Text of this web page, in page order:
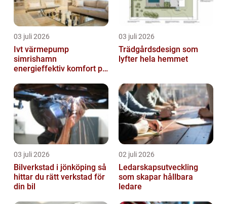
03 juli 2026
Ivt värmepump
simrishamn
energieffektiv komfort på
03 juli 2026
Trädgårdsdesign som
lyfter hela hemmet
03 juli 2026
Bilverkstad i jönköping så
hittar du rätt verkstad för
din bil
02 juli 2026
Ledarskapsutveckling
som skapar hållbara
ledare